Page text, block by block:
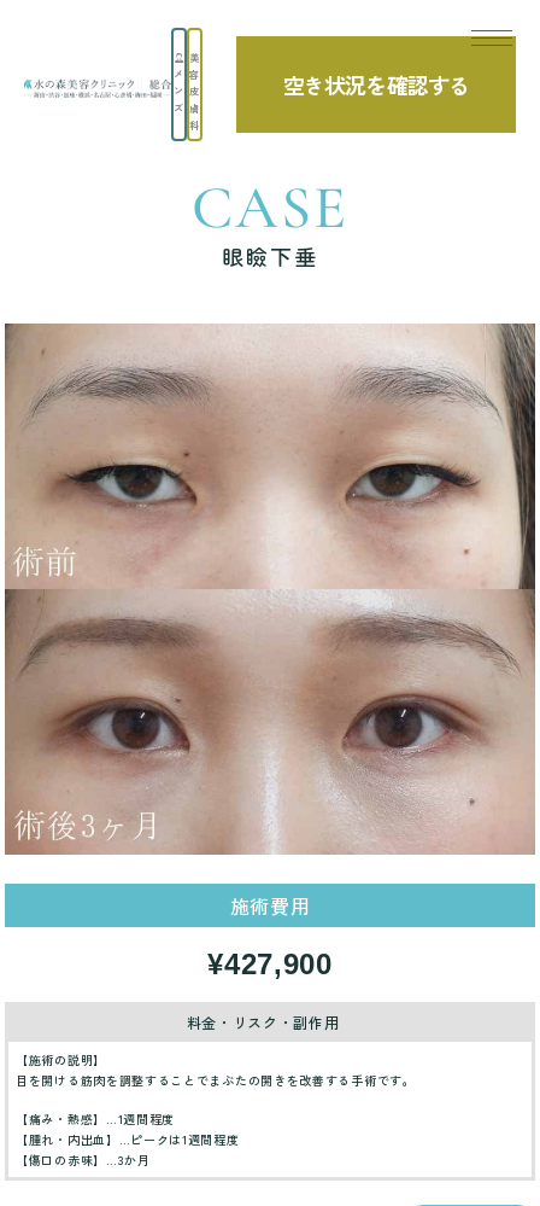
メ
ン
ズ
美
容
皮
膚
科
空き状況を確認する
TOP 症例写真 眼瞼下垂
CASE
眼瞼下垂
施術費用
¥427,900
料金・リスク・副作用
【施術の説明】
目を開ける筋肉を調整することでまぶたの開きを改善する手術です。
【痛み・熱感】…1週間程度
【腫れ・内出血】…ピークは1週間程度
【傷口の赤味】…3か月